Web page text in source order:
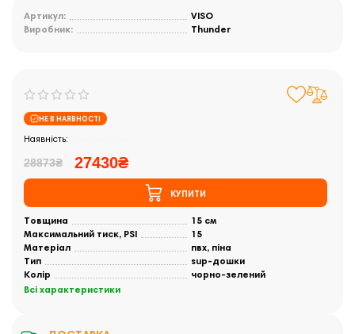
Артикул:
VISO
Виробник:
Thunder
НЕ В НАЯВНОСТІ
28873₴ 27430₴
КУПИТИ
Товщина
15 см
Максимальний тиск, PSI
15
Матеріал
пвх, піна
Тип
sup-дошки
Колір
чорно-зелений
Всі характеристики